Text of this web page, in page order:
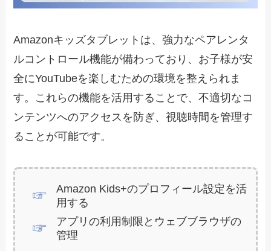
Amazonキッズタブレットは、強力なペアレンタ
ルコントロール機能が備わっており、お子様が安
全にYouTubeを楽しむための環境を整えられま
す。これらの機能を活用することで、不適切なコ
ンテンツへのアクセスを防ぎ、視聴時間を管理す
ることが可能です。
Amazon Kids+のプロフィール設定を活
用する
アプリの利用制限とウェブブラウザの
管理